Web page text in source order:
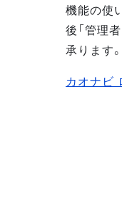
機能の使
後「管理
承ります。
カオナビ